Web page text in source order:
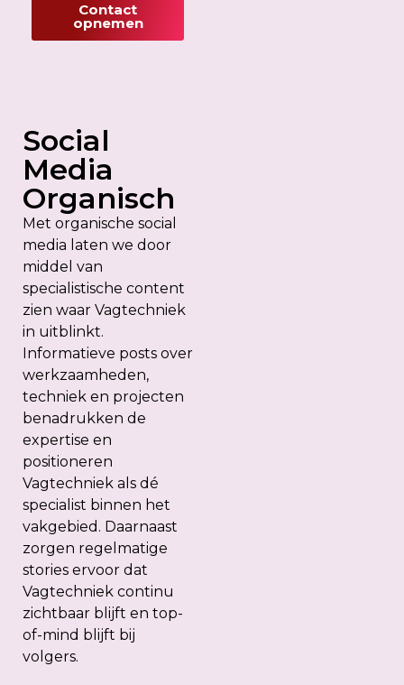
Contact
opnemen
Social
Media
Organisch
Met organische social
media laten we door
middel van
specialistische content
zien waar Vagtechniek
in uitblinkt.
Informatieve posts over
werkzaamheden,
techniek en projecten
benadrukken de
expertise en
positioneren
Vagtechniek als dé
specialist binnen het
vakgebied. Daarnaast
zorgen regelmatige
stories ervoor dat
Vagtechniek continu
zichtbaar blijft en top-
of-mind blijft bij
volgers.